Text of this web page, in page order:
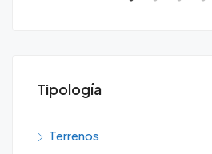
Tipología
Terrenos